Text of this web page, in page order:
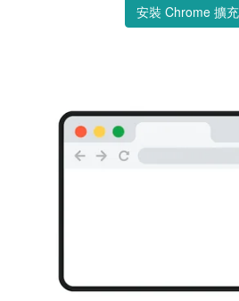
安裝 Chrome 擴